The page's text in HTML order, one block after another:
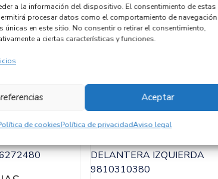
a la información del dispositivo. El consentimiento de estas
procesar datos como el comportamiento de
únicas en este sitio. No consentir o retirar el consentimiento,
a ciertas características y funciones.
Aceptar
de cookiesPolítica de privacidadAviso legal
Código cambio